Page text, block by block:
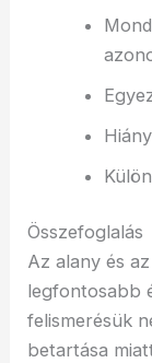
Összefoglalás
Az alany és
legfontosabb
felismerésük
betartása